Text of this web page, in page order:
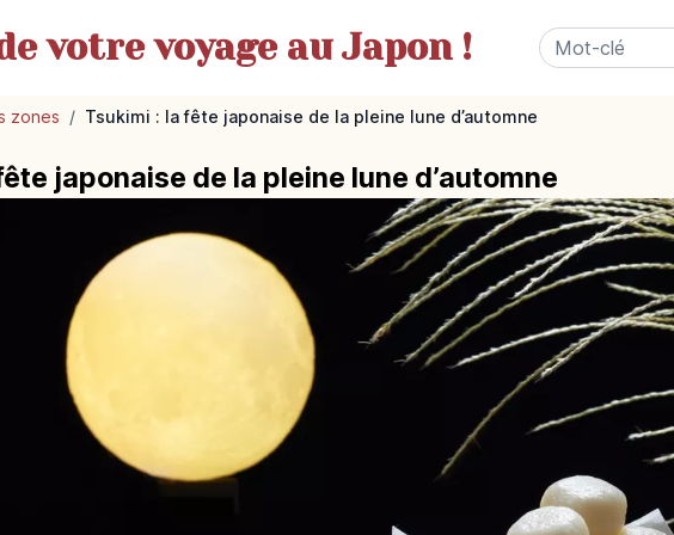
votrevoyage au Japon !
zones / Tsukimi : la fête japonaise de la pleine lune d’automne
japonaise de la pleine lune d’automne